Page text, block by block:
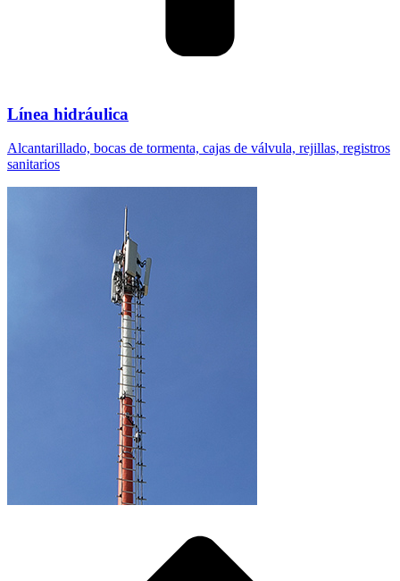
Línea hidráulica
Alcantarillado, bocas de tormenta, cajas de válvula, rejillas, registros
sanitarios